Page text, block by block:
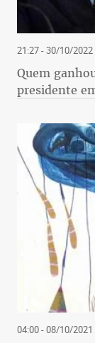
21:27 - 30/10/2022
Quem
presidente
04:00 - 08/10/2021